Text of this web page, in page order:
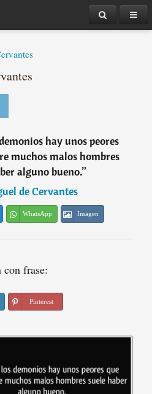
hay unos peores
muchos malos hombres
alguno bueno.”
de Cervantes
WhatsApp Imagen
con frase:
Pinterest